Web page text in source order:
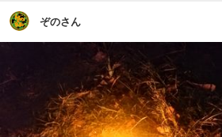
ぞのさん